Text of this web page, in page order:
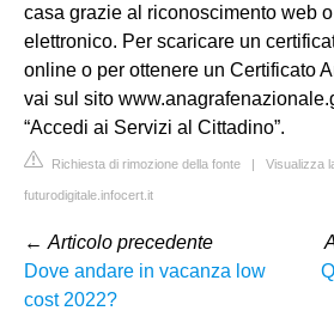
casa grazie al riconoscimento web
elettronico. Per scaricare un
online o per ottenere un Certificato
vai sul sito
“Accedi ai Servizi al Cittadino”.
Richiesta di rimozione della fonte | Visualizza
futurodigitale.infocert.it
← Articolo precedente
Dove andare in vacanza low
cost 2022?